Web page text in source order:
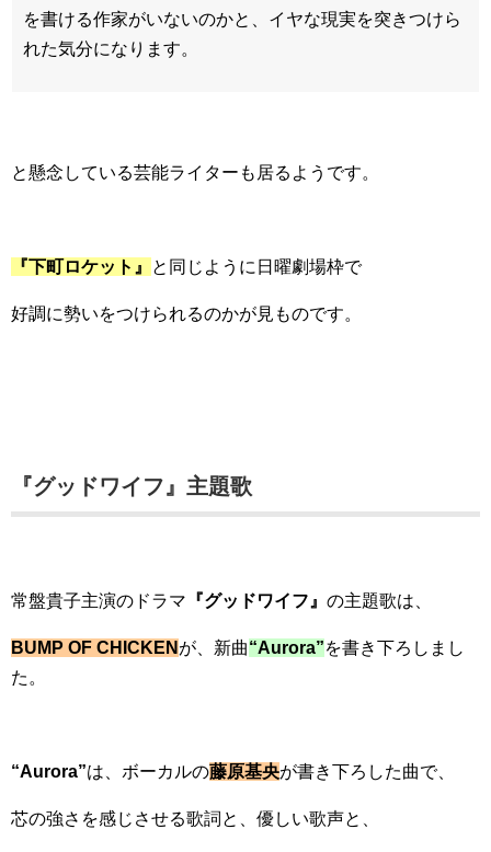
を書ける作家がいないのかと、イヤな現実を突きつけら
れた気分になります。
と懸念している芸能ライターも居るようです。
『下町ロケット』 と同じように日曜劇場枠で
好調に勢いをつけられるのかが見ものです。
『グッドワイフ』主題歌
常盤貴子主演のドラマ 『グッドワイフ』 の主題歌は、
BUMP OF CHICKEN が、新曲“Aurora”を書き下ろしまし
た。
“Aurora”は、ボーカルの藤原基央が書き下ろした曲で、
芯の強さを感じさせる歌詞と、優しい歌声と、